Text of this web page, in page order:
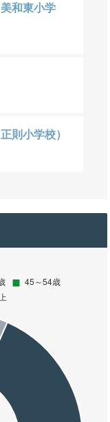
和東小学
則小学校）